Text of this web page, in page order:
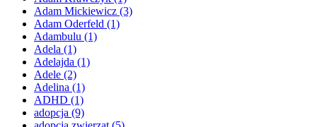
Adam Mickiewicz (3)
Adam Oderfeld (1)
Adambulu (1)
Adela (1)
Adelajda (1)
Adele (2)
Adelina (1)
ADHD (1)
adopcja (9)